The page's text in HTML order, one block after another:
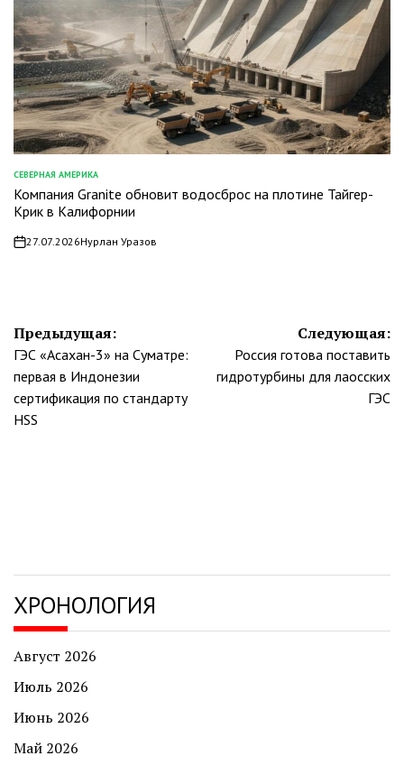
ОПУБЛИКОВАНО
В
СЕВЕРНАЯ АМЕРИКА
Компания Granite обновит водосброс на плотине Тайгер-
Крик в Калифорнии
on27.07.2026Нурлан Уразов
Навигация
по
записям
Предыдущая:
ГЭС «Асахан-3» на Суматре:
первая в Индонезии
сертификация по стандарту
HSS
Следующая:
Россия готова поставить
гидротурбины для лаосских
ГЭС
ХРОНОЛОГИЯ
Август 2026
Июль 2026
Июнь 2026
Май 2026